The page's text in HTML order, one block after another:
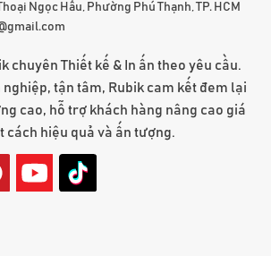
Ngọc Hầu, Phường Phú Thạnh, TP. HCM
chuyên Thiết kế & In ấn theo yêu cầu.
nghiệp, tận tâm, Rubik cam kết đem lại
cao, hỗ trợ khách hàng nâng cao giá
hiệu quả và ấn tượng.